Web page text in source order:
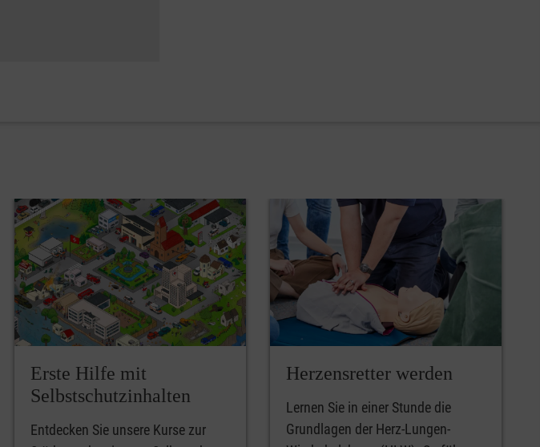
Erste Hilfe mit
Selbstschutzinhalten
Entdecken Sie unsere Kurse zur
Herzensretter werden
Lernen Sie in einer Stunde die
Grundlagen der Herz-Lungen-